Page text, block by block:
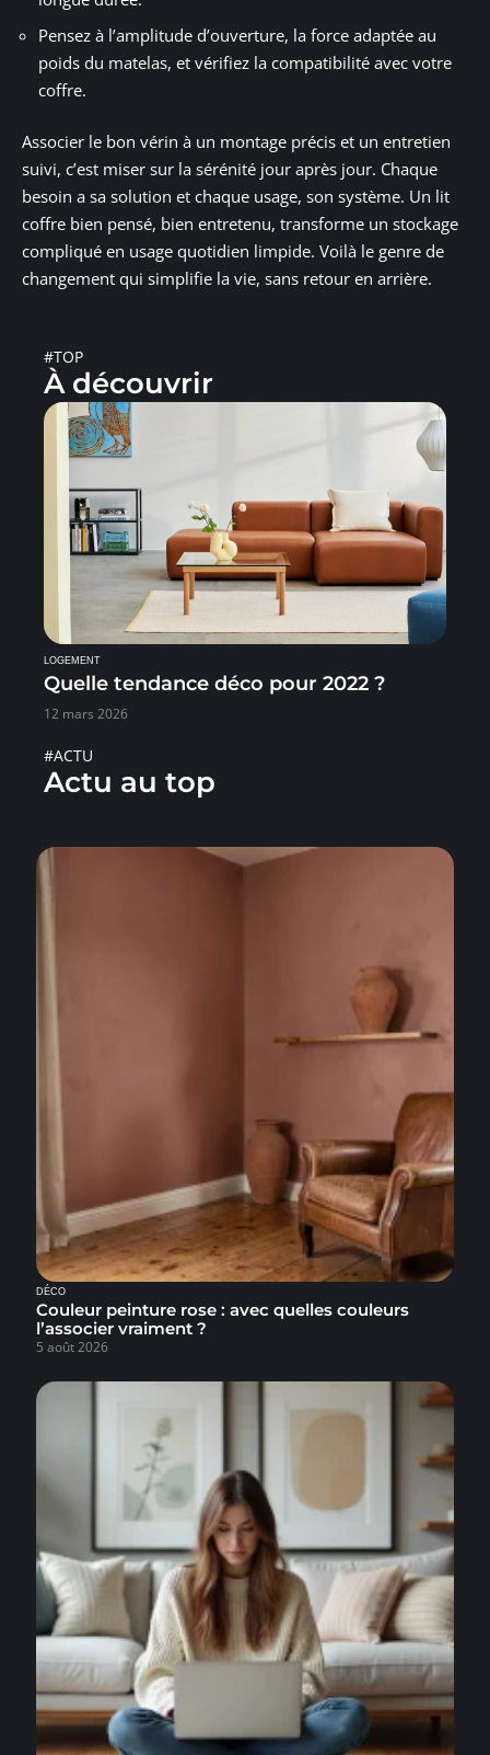
Pensez à l’amplitude d’ouverture, la force adaptée au
poids du matelas, et vérifiez la compatibilité avec votre
coffre.
Associer le bon vérin à un montage précis et un entretien
suivi, c’est miser sur la sérénité jour après jour. Chaque
besoin a sa solution et chaque usage, son système. Un lit
coffre bien pensé, bien entretenu, transforme un stockage
compliqué en usage quotidien limpide. Voilà le genre de
changement qui simplifie la vie, sans retour en arrière.
#TOP
À découvrir
LOGEMENT
Quelle tendance déco pour 2022 ?
12 mars 2026
#ACTU
Actu au top
DÉCO
Couleur peinture rose : avec quelles couleurs
l’associer vraiment ?
5 août 2026